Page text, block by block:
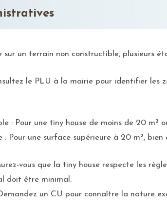
sur un terrain non constructible, plusieurs
le PLU à la mairie pour identifier les
: Pour une tiny house de moins de 20 m²
: Pour une surface supérieure à 20 m²,
vous que la tiny house respecte les
doit être minimal.
un CU pour connaître la nature